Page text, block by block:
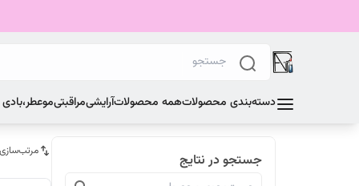
دسته‌بندی محصولاتهمه محصولاتآرایشیمراقبتیمو
جستجو در نتایج